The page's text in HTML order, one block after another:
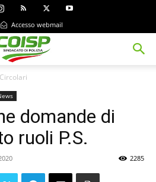
Accesso webmail
Circolari
domande di
ruoli P.S.
2285